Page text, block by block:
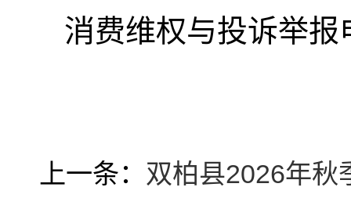
消费维权与投诉举报
上一条： 双柏县2026年秋